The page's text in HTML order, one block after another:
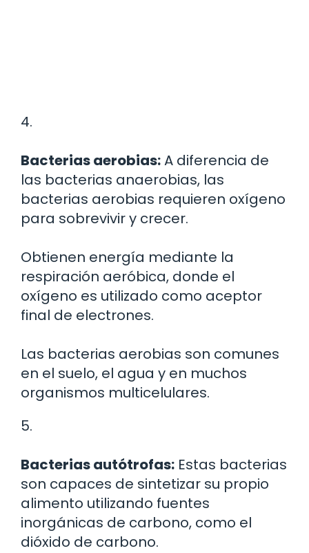
4.
Bacterias aerobias:A diferencia de
las bacterias anaerobias, las
bacterias aerobias requieren oxígeno
para sobrevivir y crecer.
Obtienen energía mediante la
respiración aeróbica, donde el
oxígeno es utilizado como aceptor
final de electrones.
Las bacterias aerobias son comunes
en el suelo, el agua y en muchos
organismos multicelulares.
5.
Bacterias autótrofas: Estas bacterias
son capaces de sintetizar su propio
alimento utilizando fuentes
inorgánicas de carbono, como el
dióxido de carbono.